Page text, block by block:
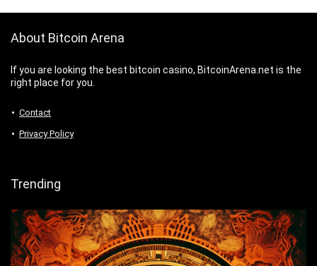
About Bitcoin Arena
If you are looking the best bitcoin casino, BitcoinArena.net is the
right place for you.
Contact
Privacy Policy
Trending